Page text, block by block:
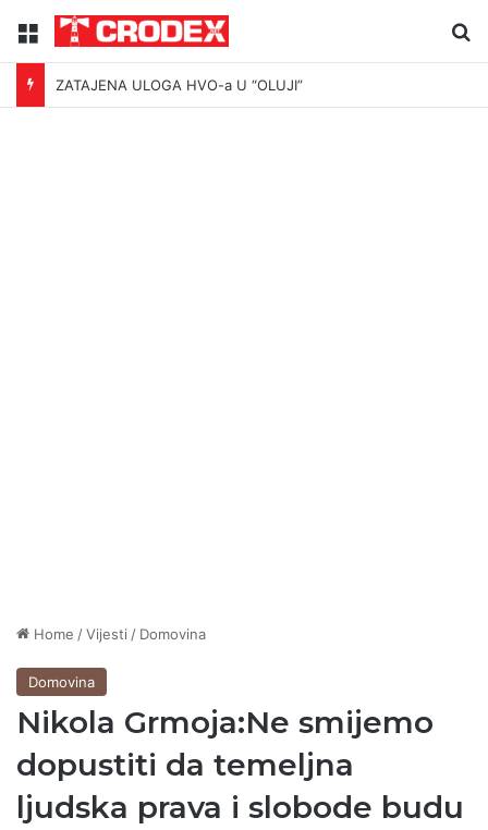
Menu
ZATAJENA ULOGA HVO-a U “OLUJI”
Home /Vijesti / Domovina
Domovina
Nikola Grmoja:Ne smijemo
dopustiti da temeljna
ljudska prava i slobode budu